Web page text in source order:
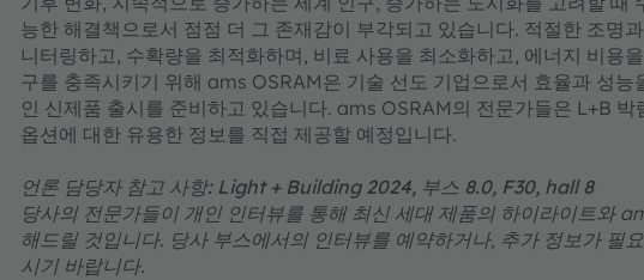
능한 해결책으로서 점점 더 그 존재감이 부각되고 있습니다. 적절한 조명
니터링하고, 수확량을 최적화하며, 비료 사용을 최소화하고, 에너지 비용
구를 충족시키기 위해 ams OSRAM은 기술 선도 기업으로서 효율과 성
인 신제품 출시를 준비하고 있습니다. ams OSRAM의 전문가들은 L+B
옵션에 대한 유용한 정보를 직접 제공할 예정입니다.​​​​​​​
언론 담당자 참고 사항: Light + Building 2024, 부스 8.0, F30, hall 8​​​​​​​
당사의 전문가들이 개인 인터뷰를 통해 최신 세대 제품의 하이라이트와
해드릴 것입니다. 당사 부스에서의 인터뷰를 예약하거나, 추가 정보가 필
시기 바랍니다.